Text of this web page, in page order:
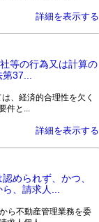
詳細を表示する
等の行為又は計算の
37...
、経済的合理性を欠く
件と...
詳細を表示する
められず、かつ、
、請求人...
ら不動産管理業務を委